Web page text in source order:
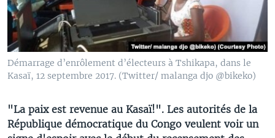
Démarrage d’enrôlement d’électeurs à Tshikapa, dans le
Kasaï, 12 septembre 2017. (Twitter/ malanga djo‏ @bikeko)
"La paix est revenue au Kasaï!". Les autorités de la
République démocratique du Congo veulent voir un